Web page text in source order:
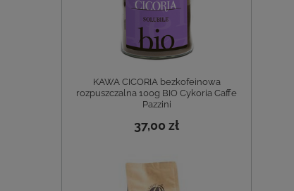
KAWA CICORIA bezkofeinowa
rozpuszczalna 100g BIO Cykoria Caffe
Pazzini
37,00 zł